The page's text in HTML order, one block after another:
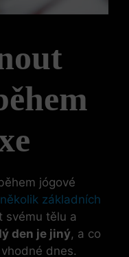
jógové
základních
svému tělu a
den je jiný, a co
dnes.